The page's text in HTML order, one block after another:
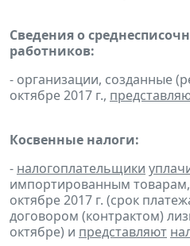
Сведения о
работников:
- организации, созданные
октябре 2017 г.,
Косвенные налоги:
- налогоплательщики
импортированным
октябре 2017 г. (срок
договором (контрактом)
октябре) и представляют